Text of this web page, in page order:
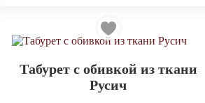
Табурет с обивкой из ткани
Русич